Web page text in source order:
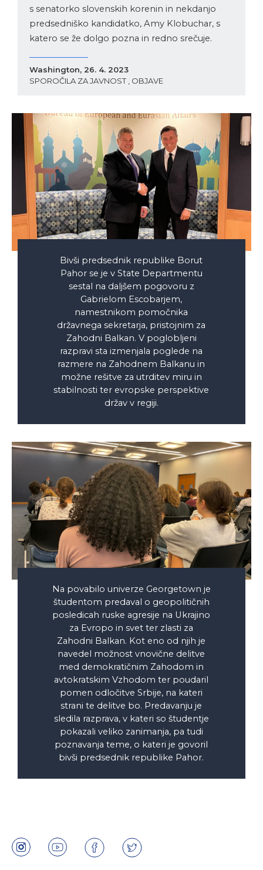
s senatorko slovenskih korenin in nekdanjo
predsedniško kandidatko, Amy Klobuchar, s
katero se že dolgo pozna in redno srečuje.
Washington, 26. 4. 2023
SPOROČILA ZA JAVNOST , OBJAVE
Bivši predsednik republike Borut
Pahor se je v State Departmentu
sestal na daljšem pogovoru z
Gabrielom Escobarjem,
namestnikom pomočnika
državnega sekretarja, pristojnim za
Zahodni Balkan. V poglobljeni
razpravi sta izmenjala poglede na
razmere na Zahodnem Balkanu in
možne rešitve za utrditev miru in
stabilnosti ter evropske perspektive
držav v regiji.
Na povabilo univerze Georgetown je
študentom predaval o geopolitičnih
posledicah ruske agresije na Ukrajino
za Evropo in svet ter zlasti za
Zahodni Balkan. Kot eno od njih je
navedel možnost vnovične delitve
med demokratičnim Zahodom in
avtokratskim Vzhodom ter poudaril
pomen odločitve Srbije, na kateri
strani te delitve bo. Predavanju je
sledila razprava, v kateri so študentje
pokazali veliko zanimanja, pa tudi
poznavanja teme, o kateri je govoril
bivši predsednik republike Pahor.
InstagramYoutube Facebook